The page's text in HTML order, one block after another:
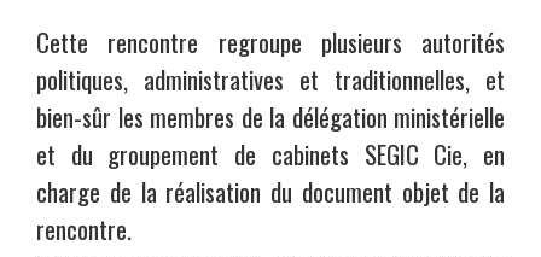
Cette rencontre regroupe plusieurs autorités
politiques, administratives et traditionnelles, et
bien-sûr les membres de la délégation ministérielle
et du groupement de cabinets SEGIC Cie, en
charge de la réalisation du document objet de la
rencontre.